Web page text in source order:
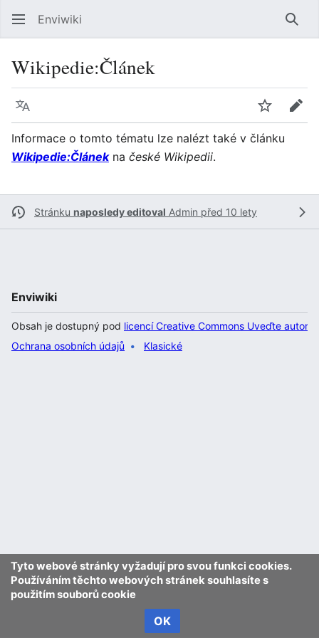
Enviwiki
Wikipedie:Článek
Jazyk Sledovat
Informace o tomto tématu lze nalézt také v článku
Wikipedie:Článekna české Wikipedii.
Stránku naposledy editoval Admin před 10 lety
Tyto webové stránky vyžadují pro svou funkci cookies.
Používáním těchto webových stránek souhlasíte s
použitím souborů cookie
OK
Enviwiki
Obsah je dostupný pod licencí Creative Commons Uveďte
Ochrana osobních údajů
Klasické